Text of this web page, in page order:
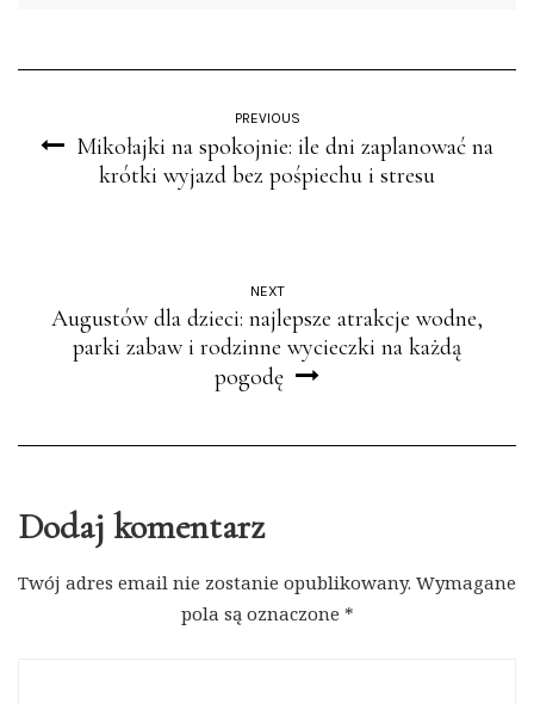
PREVIOUS
Mikołajki na spokojnie: ile dni zaplanować na
krótki wyjazd bez pośpiechu i stresu
NEXT
Augustów dla dzieci: najlepsze atrakcje wodne,
parki zabaw i rodzinne wycieczki na każdą
pogodę
Dodaj komentarz
Twój adres email nie zostanie opublikowany. Wymagane
pola są oznaczone *